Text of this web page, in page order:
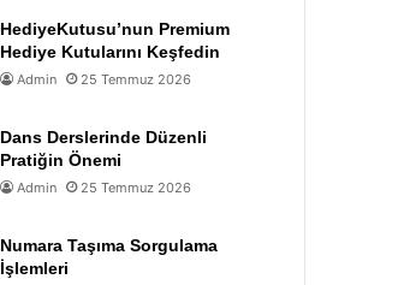
HediyeKutusu’nun Premium
Hediye Kutularını Keşfedin
Admin 25 Temmuz 2026
Dans Derslerinde Düzenli
Pratiğin Önemi
Admin 25 Temmuz 2026
Numara Taşıma Sorgulama
İşlemleri